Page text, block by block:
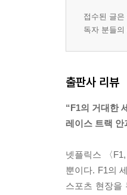
접수된 글은
독자 분들
출판사 리뷰
“F1의 거대한
레이스 트랙
넷플릭스 〈
뿐이다. F1의
스포츠 현장을